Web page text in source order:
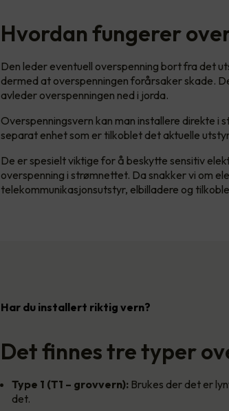
Hvordan fungerer
Den leder eventuell overspenning bort fra det
dermed at overspenningen forårsaker skade.
avleder overspenningen ned i jorda.
Overspenningsvern kan man installere direkte i
separat enhet som er tilkoblet det aktuelle
De er spesielt viktige for å beskytte sensitiv
overspenning i strømnettet. Da snakker vi om
telekommunikasjonsutstyr, elbilladere og
Har du installert riktig vern?
Det finnes tre typer
Type 1 (T1 – grovvern): Brukes der det er
det.